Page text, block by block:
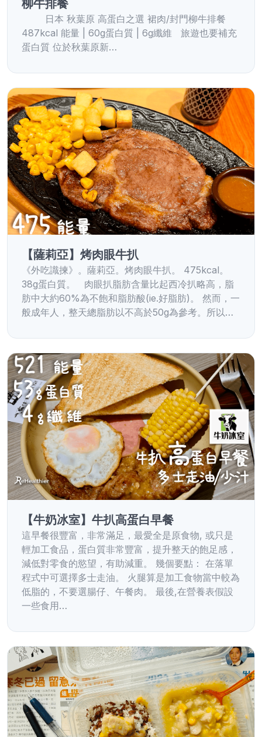
柳牛排餐
日本 秋葉原 高蛋白之選 裙肉/封門柳牛排餐
487kcal 能量 | 60g蛋白質 | 6g纖維 旅遊也要補充
蛋白質 位於秋葉原新…
【薩莉亞】烤肉眼牛扒
《外吃識揀》。薩莉亞。烤肉眼牛扒。 475kcal。
38g蛋白質。 肉眼扒脂肪含量比起西冷扒略高，脂
肪中大約60%為不飽和脂肪酸(ie.好脂肪)。 然而，一
般成年人，整天總脂肪以不高於50g為參考。所以…
【牛奶冰室】牛扒高蛋白早餐
這早餐很豐富，非常滿足，最愛全是原食物, 或只是
輕加工食品，蛋白質非常豐富，提升整天的飽足感，
減低對零食的慾望，有助減重。 幾個要點： 在落單
程式中可選擇多士走油。 火腿算是加工食物當中較為
低脂的，不要選腸仔、午餐肉。 最後,在營養表假設
一些食用…